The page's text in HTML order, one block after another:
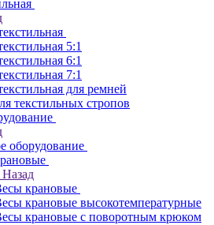
5:1
6:1
7:1
для ремней
текстильных стропов
оборудование
Назад
крановые
крановые высокотемпературные
крановые с поворотным крюком